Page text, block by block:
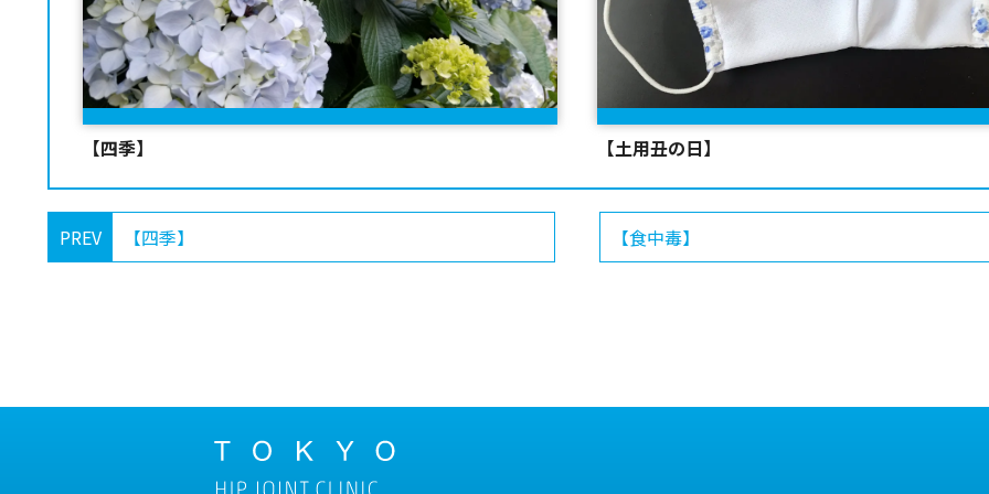
【四季】 【土用丑の日】
PREV 【四季】 【食中毒】